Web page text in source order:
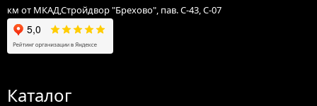
км от МКАД,Стройдвор "Брехово", пав. С-43, С-07
Каталог